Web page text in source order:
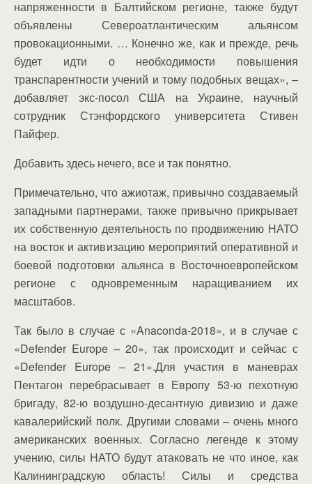
напряженности в Балтийском регионе, также будут
объявлены Североатлантическим альянсом
провокационными. … Конечно же, как и прежде, речь
будет идти о необходимости повышения
транспарентности учений и тому подобных вещах», –
добавляет экс-посол США на Украине, научный
сотрудник Стэнфордского университета Стивен
Пайфер.
Добавить здесь нечего, все и так понятно.
Примечательно, что ажиотаж, привычно создаваемый
западными партнерами, также привычно прикрывает
их собственную деятельность по продвижению НАТО
на восток и активизацию мероприятий оперативной и
боевой подготовки альянса в Восточноевропейском
регионе с одновременным наращиванием их
масштабов.
Так было в случае с «Anaconda-2018», и в случае с
«Defender Europe – 20», так происходит и сейчас с
«Defender Europe – 21».Для участия в маневрах
Пентагон перебрасывает в Европу 53-ю пехотную
бригаду, 82-ю воздушно-десантную дивизию и даже
кавалерийский полк. Другими словами – очень много
американских военных. Согласно легенде к этому
учению, силы НАТО будут атаковать не что иное, как
Калининградскую область! Силы и средства